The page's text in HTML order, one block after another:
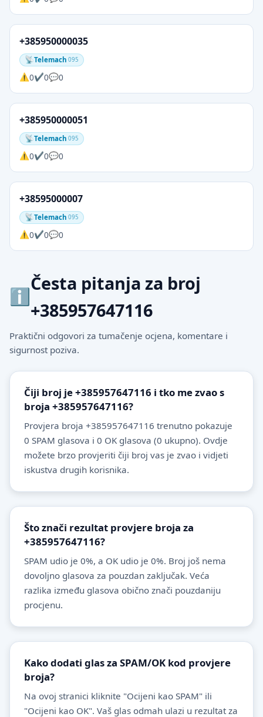
+385950000035
Telemach 095
0 0 0
+385950000051
Telemach 095
0 0 0
+38595000007
Telemach 095
0 0 0
Česta pitanja za broj
+385957647116
Praktični odgovori za tumačenje ocjena, komentare i
sigurnost poziva.
Čiji broj je +385957647116 i tko me zvao s
broja +385957647116?
Provjera broja +385957647116 trenutno pokazuje
0 SPAM glasova i 0 OK glasova (0 ukupno). Ovdje
možete brzo provjeriti čiji broj vas je zvao i vidjeti
iskustva drugih korisnika.
Što znači rezultat provjere broja za
+385957647116?
SPAM udio je 0%, a OK udio je 0%. Broj još nema
dovoljno glasova za pouzdan zaključak. Veća
razlika između glasova obično znači pouzdaniju
procjenu.
Kako dodati glas za SPAM/OK kod provjere
broja?
Na ovoj stranici kliknite "Ocijeni kao SPAM" ili
"Ocijeni kao OK". Vaš glas odmah ulazi u rezultat za